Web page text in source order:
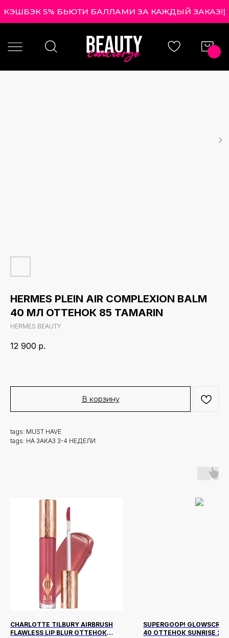
КЭШБЭК 5% БЬЮТИ БАЛЛАМИ ЗА КАЖДЫЙ ЗАКАЗ!|
HERMES PLEIN AIR COMPLEXION BALM
40 МЛ ОТТЕНОК 85 TAMARIN
HERMES BEAUTY
12 900 р.
В корзину
tags: MUST HAVE
tags: НА ЗАКАЗ 3-4 НЕДЕЛИ
CHARLOTTE TILBURY AIRBRUSH
FLAWLESS LIP BLUR ОТТЕНОК
SUPERGOOP!
40 ОТТЕНОК SUNRISE